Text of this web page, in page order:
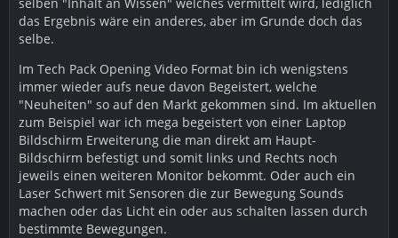
das Ergebnis wäre ein anderes, aber im Grunde doch das
selbe.
Im Tech Pack Opening Video Format bin ich wenigstens
immer wieder aufs neue davon Begeistert, welche
"Neuheiten" so auf den Markt gekommen sind. Im aktuellen
zum Beispiel war ich mega begeistert von einer Laptop
Bildschirm Erweiterung die man direkt am Haupt-
Bildschirm befestigt und somit links und Rechts noch
jeweils einen weiteren Monitor bekommt. Oder auch ein
Laser Schwert mit Sensoren die zur Bewegung Sounds
machen oder das Licht ein oder aus schalten lassen durch
bestimmte Bewegungen.